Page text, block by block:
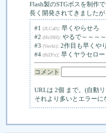
Flash製のSTGボスを制作で
長く開発されてきました
#1 (JLCa0): 早くやらせろ
#2 (Hs39H): やるで～～～
#3 (Vuvkt): 2作目も早くや
#4 (fhZPx): 早くヤラセロー
コメント
URLは 2個 まで。(自動
それより多いとエラーに